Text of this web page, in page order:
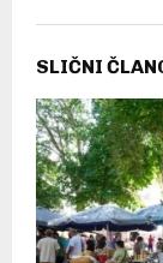
SLIČNI